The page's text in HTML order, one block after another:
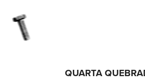
QUARTA